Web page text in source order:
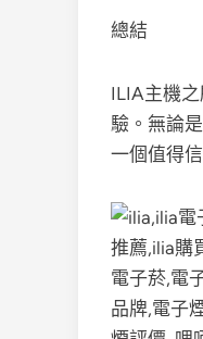
總結
ILIA主機
驗。無論
一個值得